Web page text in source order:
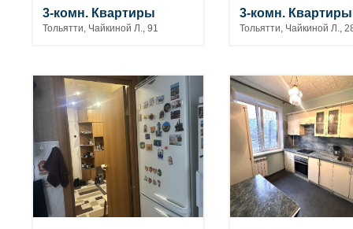
3-комн. Квартиры
Тольятти, Чайкиной Л., 91
3-комн. Квартиры
Тольятти, Чайкиной Л.,